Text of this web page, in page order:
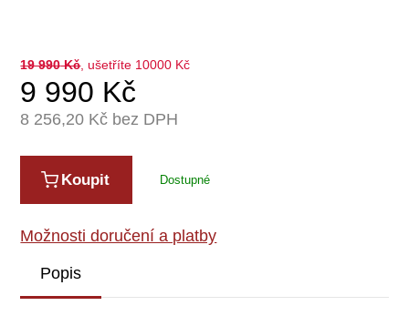
19 990Kč, ušetříte 10000 Kč
9 990 Kč
8 256,20 Kč bez DPH
Koupit Dostupné
Možnosti doručení a platby
Popis